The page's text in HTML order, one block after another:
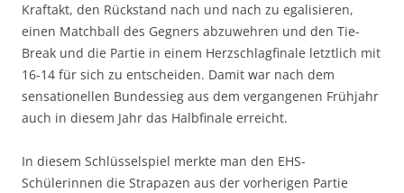
Kraftakt, den Rückstand nach und nach zu egalisieren,
einen Matchball des Gegners abzuwehren und den Tie-
Break und die Partie in einem Herzschlagfinale letztlich mit
16-14 für sich zu entscheiden. Damit war nach dem
sensationellen Bundessieg aus dem vergangenen Frühjahr
auch in diesem Jahr das Halbfinale erreicht.
In diesem Schlüsselspiel merkte man den EHS-
Schülerinnen die Strapazen aus der vorherigen Partie